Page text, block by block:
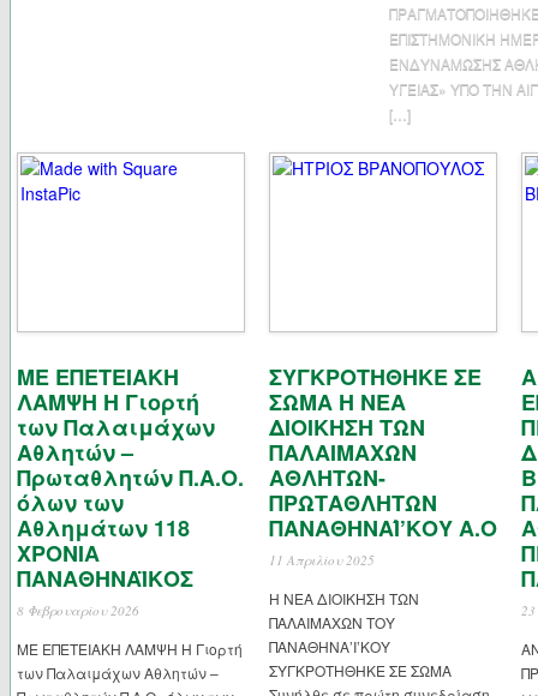
ΕΠΙΣΤΗΜΟΝΙΚΗ
ΕΝΔΥΝΑΜΩΣΗΣ
ΥΓΕΙΑΣ» ΥΠΟ ΤΗΝ
[…]
ΜΕ ΕΠΕΤΕΙΑΚΗ
ΛΑΜΨΗ Η Γιορτή
των Παλαιμάχων
Αθλητών –
Πρωταθλητών Π.Α.Ο.
όλων των
Αθλημάτων 118
ΧΡΟΝΙΑ
ΠΑΝΑΘΗΝΑΪΚΟΣ
8 Φεβρουαρίου 2026
ΜΕ ΕΠΕΤΕΙΑΚΗ ΛΑΜΨΗ Η Γιορτή
των Παλαιμάχων Αθλητών –
ΣΥΓΚΡΟΤΗΘΗΚΕ ΣΕ
ΣΩΜΑ Η ΝΕΑ
ΔΙΟΙΚΗΣΗ ΤΩΝ
ΠΑΛΑΙΜΑΧΩΝ
ΑΘΛΗΤΩΝ-
ΠΡΩΤΑΘΛΗΤΩΝ
ΠΑΝΑΘΗΝΑΊ’ΚΟΥ Α.Ο
11 Απριλίου 2025
Η ΝΕΑ ΔΙΟΙΚΗΣΗ ΤΩΝ
ΠΑΛΑΙΜΑΧΩΝ ΤΟΥ
ΠΑΝΑΘΗΝΑ’Ι’ΚΟΥ
ΣΥΓΚΡΟΤΗΘΗΚΕ ΣΕ ΣΩΜΑ